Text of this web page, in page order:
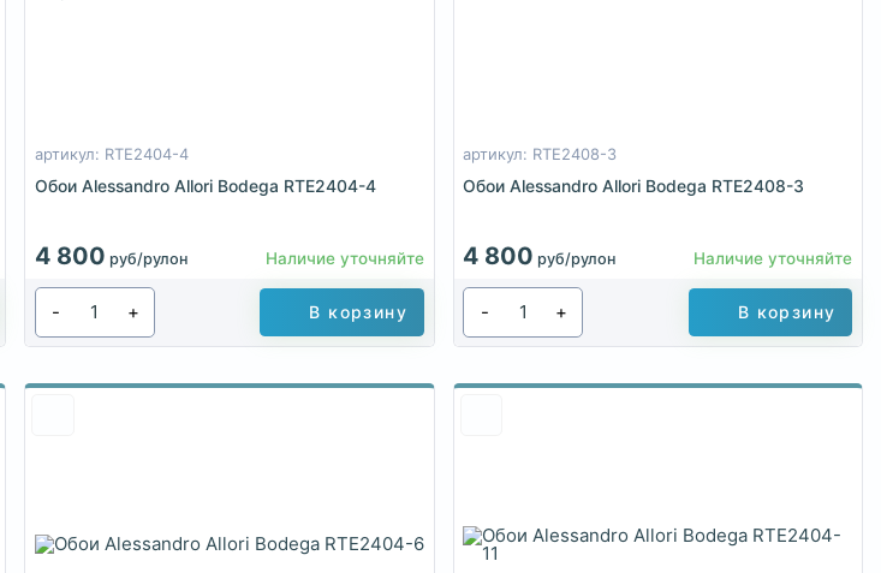
артикул: RTE2404-4
Обои Alessandro Allori Bodega RTE2404-4
4 800 руб/рулон Наличие уточняйте
- + В корзину
артикул: RTE2408-3
Обои Alessandro Allori Bodega RTE2408-3
4 800 руб/рулон Наличие уточняйте
- + В корзину